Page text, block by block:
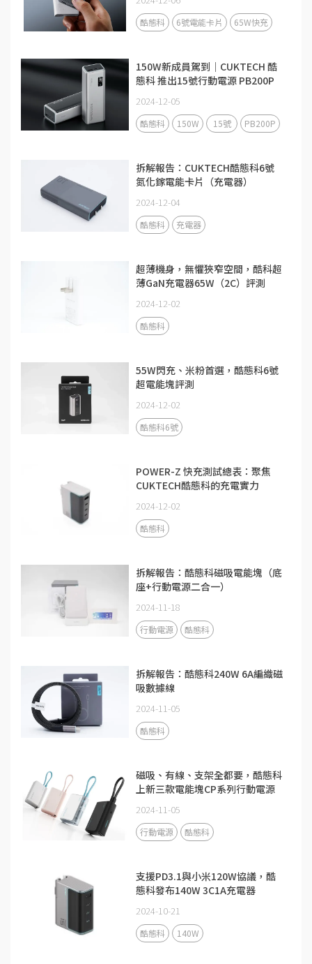
酷態科 6號電能卡片 65W快充
150W新成員駕到｜CUKTECH 酷
態科 推出15號行動電源 PB200P
2024-12-05
酷態科 150W 15號 PB200P
拆解報告：CUKTECH酷態科6號
氮化鎵電能卡片（充電器）
2024-12-04
酷態科 充電器
超薄機身，無懼狹窄空間，酷科超
薄GaN充電器65W（2C）評測
2024-12-02
酷態科
55W閃充、米粉首選，酷態科6號
超電能塊評測
2024-12-02
酷態科6號
POWER-Z 快充測試總表：聚焦
CUKTECH酷態科的充電實力
2024-12-02
酷態科
拆解報告：酷態科磁吸電能塊（底
座+行動電源二合一）
2024-11-18
行動電源 酷態科
拆解報告：酷態科240W 6A編織磁
吸數據線
2024-11-05
酷態科
磁吸、有線、支架全都要，酷態科
上新三款電能塊CP系列行動電源
2024-11-05
行動電源 酷態科
支援PD3.1與小米120W協議，酷
態科發布140W 3C1A充電器
2024-10-21
酷態科 140W